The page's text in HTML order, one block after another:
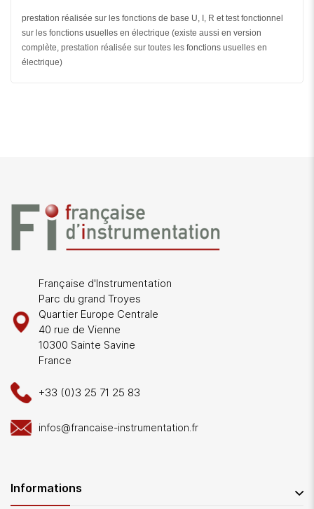
prestation réalisée sur les fonctions de base U, I, R et test fonctionnel
sur les fonctions usuelles en électrique (existe aussi en version
complète, prestation réalisée sur toutes les fonctions usuelles en
électrique)
Française d'Instrumentation
Parc du grand Troyes
Quartier Europe Centrale
40 rue de Vienne
10300 Sainte Savine
France
+33 (0)3 25 71 25 83
infos@francaise-instrumentation.fr
Informations